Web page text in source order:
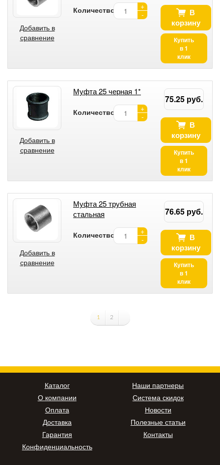
Добавить в
сравнение
Количество:
+
-
В
корзину
Купить
в 1
клик
Добавить в
сравнение
Муфта 25 черная 1*
Количество:
+
-
75.25 руб.
В
корзину
Купить
в 1
клик
Добавить в
сравнение
Муфта 25 трубная
стальная
Количество:
+
-
76.65 руб.
В
корзину
Купить
в 1
клик
1 2
Каталог
О компании
Оплата
Доставка
Гарантия
Конфиденциальность
Наши партнеры
Система скидок
Новости
Полезные статьи
Контакты